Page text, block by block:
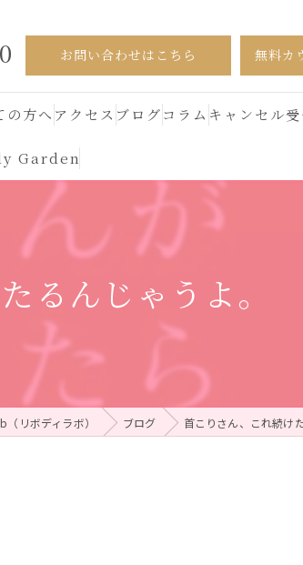
お問い合わせはこちら 無料カ
の方へ アクセス ブログコラム キャンセル
Garden
るんじゃうよ。
リボディラボ） ブログ 首こりさん、これ続け